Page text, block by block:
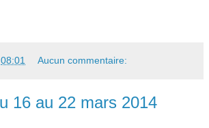
08:01 Aucun commentaire:
16 au 22 mars 2014